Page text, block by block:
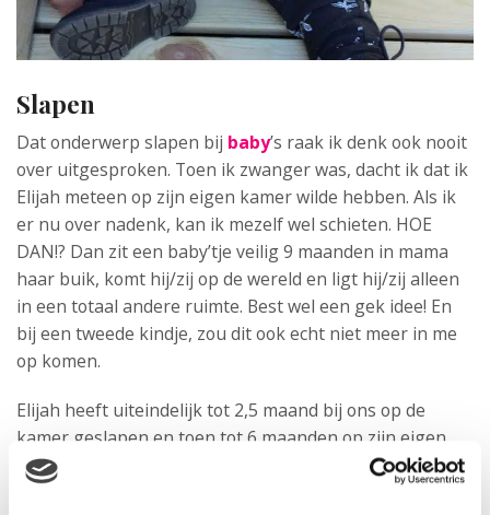
Slapen
Dat onderwerp slapen bij baby’s raak ik denk ook nooit
over uitgesproken. Toen ik zwanger was, dacht ik dat ik
Elijah meteen op zijn eigen kamer wilde hebben. Als ik
er nu over nadenk, kan ik mezelf wel schieten. HOE
DAN!? Dan zit een baby’tje veilig 9 maanden in mama
haar buik, komt hij/zij op de wereld en ligt hij/zij alleen
in een totaal andere ruimte. Best wel een gek idee! En
bij een tweede kindje, zou dit ook echt niet meer in me
op komen.
Elijah heeft uiteindelijk tot 2,5 maand bij ons op de
kamer geslapen en toen tot 6 maanden op zijn eigen
kamer. Toen begon alle ellende van ziek zijn, wat nog
steeds elke maand door gaat. Maar hij lag dan wel veilig